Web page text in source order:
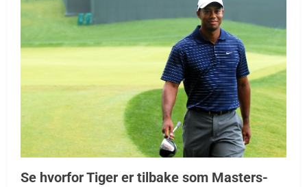
Se hvorfor Tiger er tilbake som Masters-